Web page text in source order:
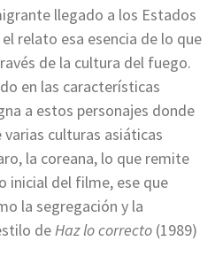
llegado a los Estados
relato esa esencia de lo que
de la cultura del fuego.
en las características
a estos personajes donde
culturas asiáticas
la coreana, lo que remite
inicial del filme, ese que
la segregación y la
deHaz lo correcto (1989)